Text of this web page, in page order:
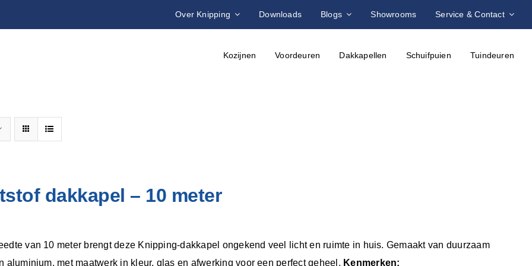
Over Knipping Downloads Blogs Showrooms Service & Contact
Kozijnen Voordeuren Dakkapellen Schuifpuien Tuindeuren
dakkapel – 10 meter
van 10 meter brengt deze Knipping-dakkapel ongekend veel licht en ruimte in huis. Gemaakt van duurzaam
aluminium, met maatwerk in kleur, glas en afwerking voor een perfect geheel. Kenmerken: